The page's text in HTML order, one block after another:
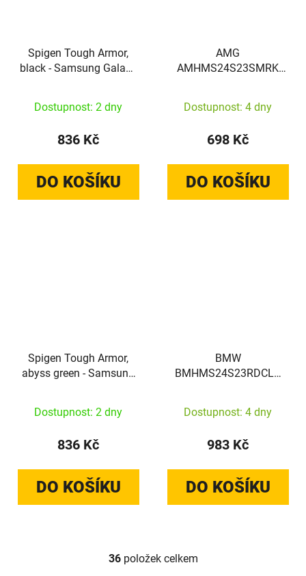
Spigen Tough Armor,
black - Samsung Galaxy
Dostupnost: 2 dny
836 Kč
DO KOŠÍKU
AMG
AMHMS24S23SMRK
Carbon Pattern MagSafe
Dostupnost: 4 dny
698 Kč
DO KOŠÍKU
Spigen Tough Armor,
abyss green - Samsung
Dostupnost: 2 dny
836 Kč
DO KOŠÍKU
BMW
BMHMS24S23RDCLK
Leather Textured & Line
Dostupnost: 4 dny
983 Kč
DO KOŠÍKU
Ovládací prvky výpisu
36položek celkem